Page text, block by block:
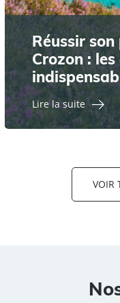
Réussir
Crozon :
Lire la suite
VOIR